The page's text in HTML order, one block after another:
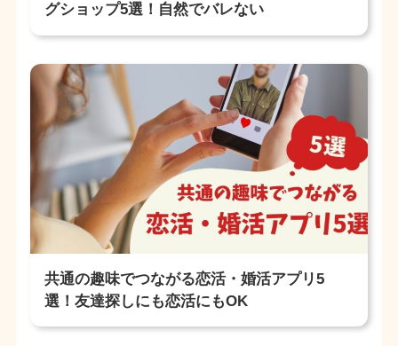
グショップ5選！自然でバレない
共通の趣味でつながる恋活・婚活アプリ5
選！友達探しにも恋活にもOK